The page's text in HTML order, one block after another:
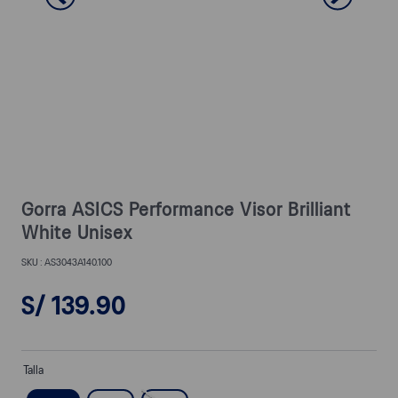
Gorra ASICS Performance Visor Brilliant
White Unisex
AS3043A140.100
S/ 139.90
Talla